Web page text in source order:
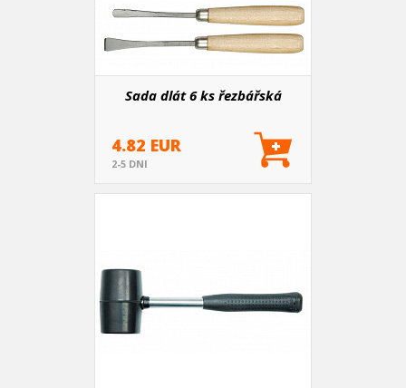
Sada dlát 6 ks řezbářská
4.82 EUR
2-5 DNI